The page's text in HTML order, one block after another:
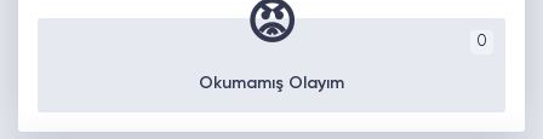
0
😡
Okumamış Olayım